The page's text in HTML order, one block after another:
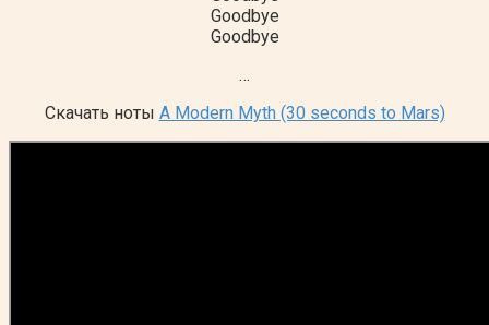
Goodbye
Goodbye
…
Скачать ноты A Modern Myth (30 seconds to Mars)